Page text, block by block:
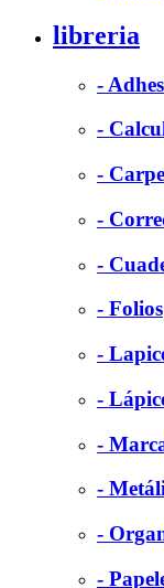
libreria
-
-
-
-
-
- Folios
-
-
-
-
-
-